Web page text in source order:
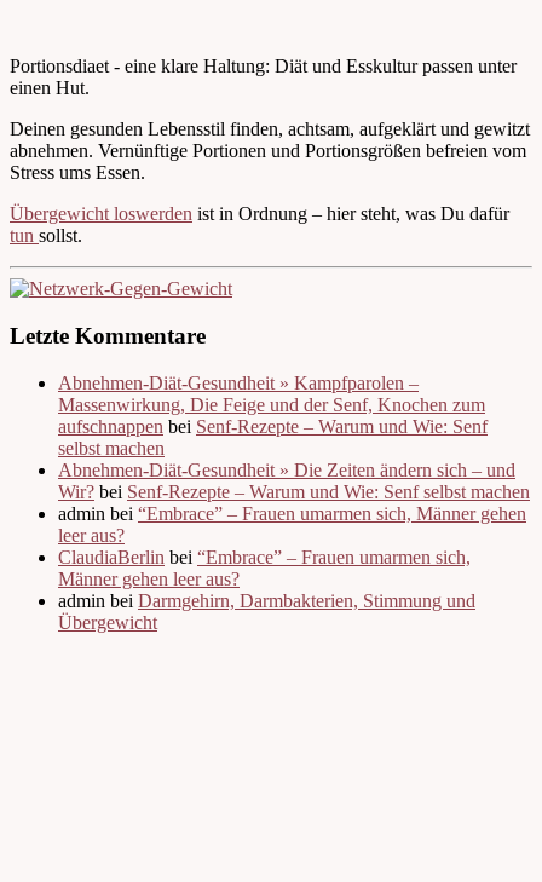
Portionsdiaet - eine klare Haltung: Diät und Esskultur passen unter
einen Hut.
Deinen gesunden Lebensstil finden, achtsam, aufgeklärt und gewitzt
abnehmen. Vernünftige Portionen und Portionsgrößen befreien vom
Stress ums Essen.
Übergewicht loswerden ist in Ordnung – hier steht, was Du dafür
tun sollst.
Letzte Kommentare
Abnehmen-Diät-Gesundheit » Kampfparolen –
Massenwirkung, Die Feige und der Senf, Knochen zum
aufschnappen bei Senf-Rezepte – Warum und Wie: Senf
selbst machen
Abnehmen-Diät-Gesundheit » Die Zeiten ändern sich – und
Wir? bei Senf-Rezepte – Warum und Wie: Senf selbst machen
admin bei “Embrace” – Frauen umarmen sich, Männer gehen
leer aus?
ClaudiaBerlin bei “Embrace” – Frauen umarmen sich,
Männer gehen leer aus?
admin bei Darmgehirn, Darmbakterien, Stimmung und
Übergewicht